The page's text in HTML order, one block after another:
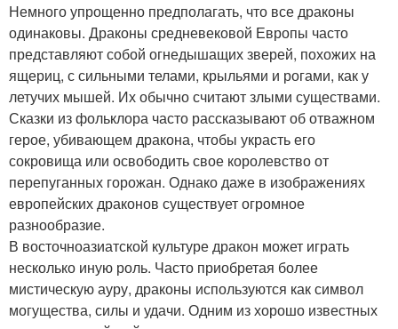
Немного упрощенно предполагать, что все драконы
одинаковы. Драконы средневековой Европы часто
представляют собой огнедышащих зверей, похожих на
ящериц, с сильными телами, крыльями и рогами, как у
летучих мышей. Их обычно считают злыми существами.
Сказки из фольклора часто рассказывают об отважном
герое, убивающем дракона, чтобы украсть его
сокровища или освободить свое королевство от
перепуганных горожан. Однако даже в изображениях
европейских драконов существует огромное
разнообразие.
В восточноазиатской культуре дракон может играть
несколько иную роль. Часто приобретая более
мистическую ауру, драконы используются как символ
могущества, силы и удачи. Одним из хорошо известных